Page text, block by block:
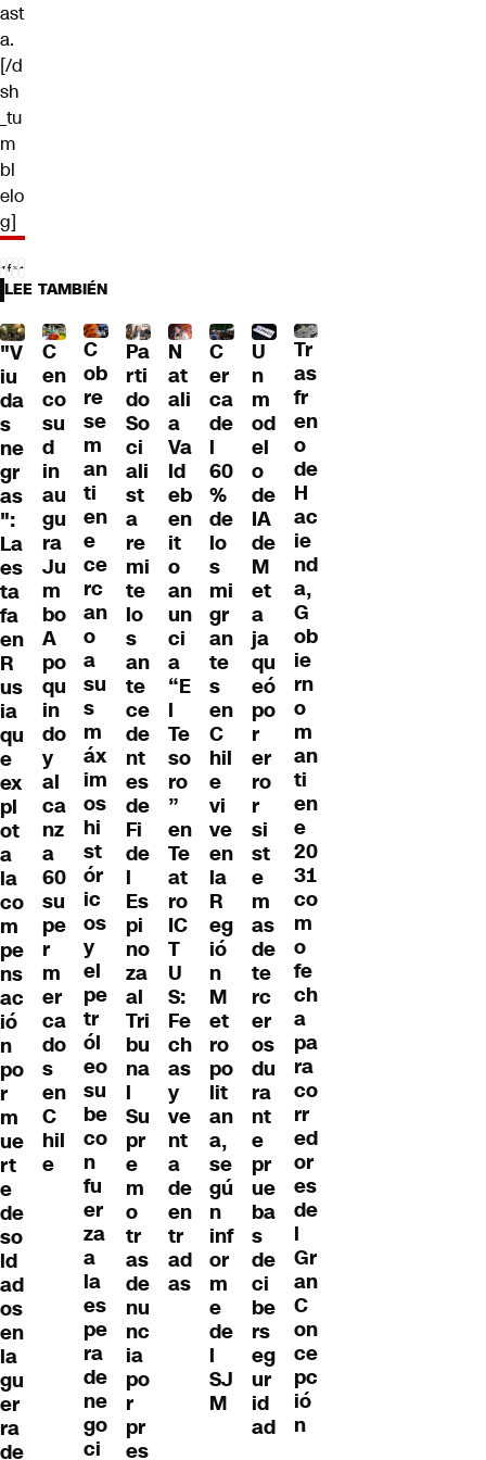
ast
a.
[/d
sh
_tu
m
bl
elo
g]
LEE TAMBIÉN
"V
iu
da
s
ne
gr
as
":
La
es
ta
fa
en
R
us
ia
qu
e
ex
pl
ot
a
la
co
m
pe
ns
ac
ió
n
po
r
m
ue
rt
e
de
so
ld
ad
os
en
la
gu
er
ra
de
C
en
co
su
d
in
au
gu
ra
Ju
m
bo
A
po
qu
in
do
y
al
ca
nz
a
60
su
pe
r
m
er
ca
do
s
en
C
hil
e
C
ob
re
se
m
an
ti
en
e
ce
rc
an
o
a
su
s
m
áx
im
os
hi
st
ór
ic
os
y
el
pe
tr
ól
eo
su
be
co
n
fu
er
za
a
la
es
pe
ra
de
ne
go
ci
Pa
rti
do
So
ci
ali
st
a
re
mi
te
lo
s
an
te
ce
de
nt
es
de
Fi
de
l
Es
pi
no
za
al
Tri
bu
na
l
Su
pr
e
m
o
tr
as
de
nu
nc
ia
po
r
pr
es
N
at
ali
a
Va
ld
eb
en
it
o
an
un
ci
a
“E
l
Te
so
ro
”
en
Te
at
ro
IC
T
U
S:
Fe
ch
as
y
ve
nt
a
de
en
tr
ad
as
C
er
ca
de
l
60
%
de
lo
s
mi
gr
an
te
s
en
C
hil
e
vi
ve
en
la
R
eg
ió
n
M
et
ro
po
lit
an
a,
se
gú
n
inf
or
m
e
de
l
SJ
M
U
n
m
od
el
o
de
IA
de
M
et
a
ja
qu
eó
po
r
er
ro
r
si
st
e
m
as
de
te
rc
er
os
du
ra
nt
e
pr
ue
ba
s
de
ci
be
rs
eg
ur
id
ad
Tr
as
fr
en
o
de
H
ac
ie
nd
a,
G
ob
ie
rn
o
m
an
ti
en
e
20
31
co
m
o
fe
ch
a
pa
ra
co
rr
ed
or
es
de
l
Gr
an
C
on
ce
pc
ió
n